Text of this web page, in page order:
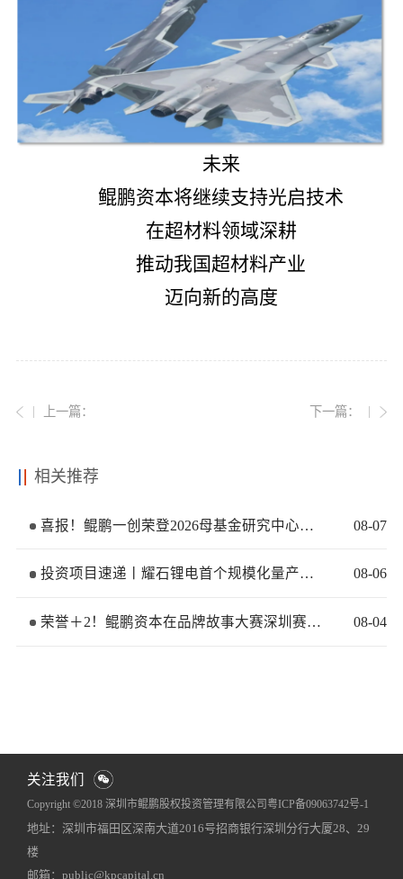
未来
鲲鹏资本将继续支持光启技术
在超材料领域深耕
推动我国超材料产业
迈向新的高度
上一篇： 下一篇：
相关推荐
喜报！鲲鹏一创荣登2026母基金研究中心两大榜单 08-07
投资项目速递丨耀石锂电首个规模化量产基地签约落地 08-06
荣誉＋2！鲲鹏资本在品牌故事大赛深圳赛区再获佳绩 08-04
关注我们
Copyright ©2018 深圳市鲲鹏股权投资管理有限公司 粤ICP备09063742号-1
网站地图犀牛云提供企业云服务
地址：深圳市福田区深南大道2016号招商银行深圳分行大厦28、29
楼
邮箱：public@kpcapital.cn